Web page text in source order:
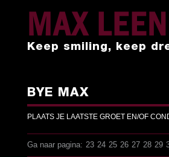
MAX
Keep smiling, keep
BYE MAX
PLAATS JE LAATSTE GROET EN/OF
Ga naar pagina: 23 24 25 26 27 28 29